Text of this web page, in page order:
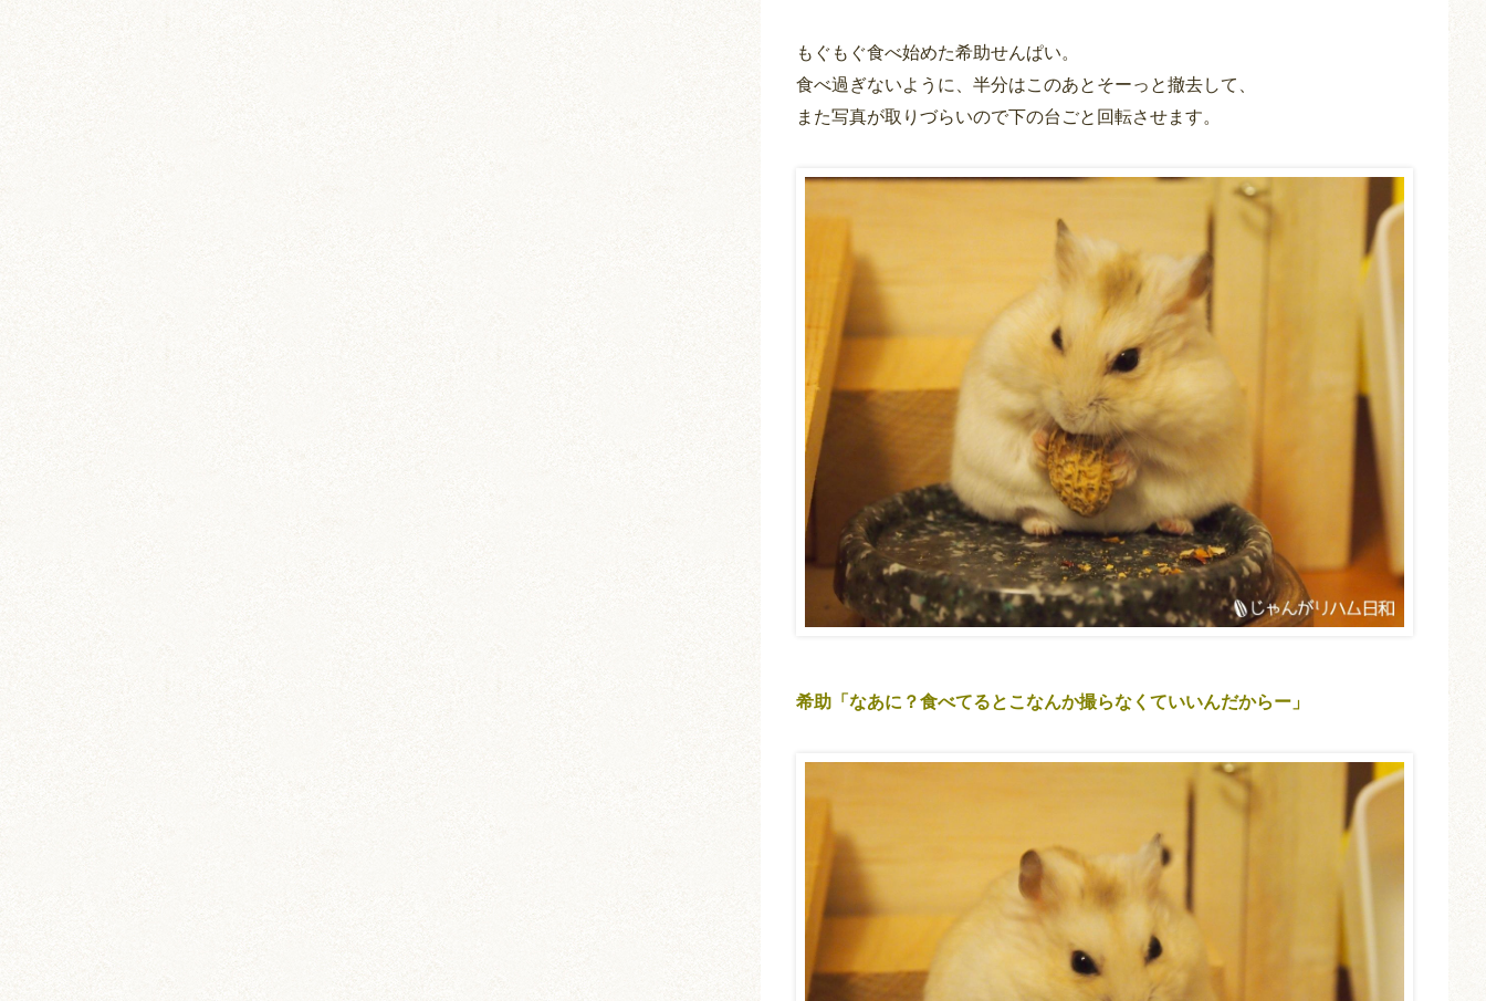
もぐもぐ食べ始めた希助せんぱい。
食べ過ぎないように、半分はこのあとそーっと撤去して、
また写真が取りづらいので下の台ごと回転させます。
希助「なあに？食べてるとこなんか撮らなくていいんだからー」